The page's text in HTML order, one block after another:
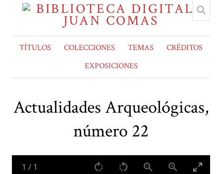
TÍTULOS COLECCIONES TEMAS
CRÉDITOS
EXPOSICIONES
Actualidades Arqueológicas,
número 22
1 / 1